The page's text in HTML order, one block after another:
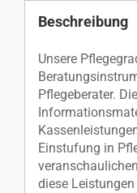
Beschreibung
Unsere
Pflegeberater.
Einstufung in
diese